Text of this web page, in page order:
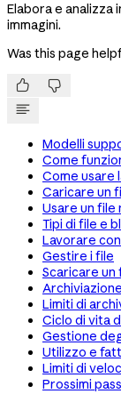
Elabora e analizza
immagini.
Was this page
 
Modelli
Come
Come usare
Caricare un
Usare un file
Tipi di file e
Lavorare
Gestire i file
Scaricare un
Limiti di
Ciclo di vita
Gestione
Utilizzo e
Limiti di
Prossimi